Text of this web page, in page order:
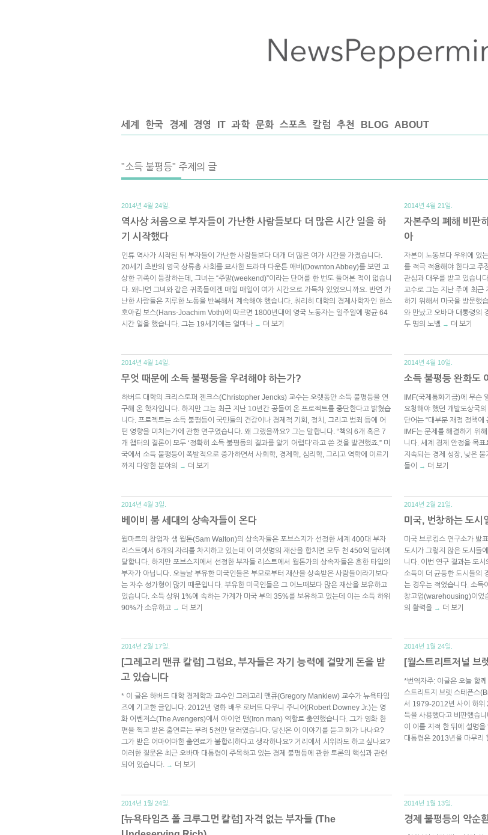
세계 한국 경제 경영 IT 과학 문화 스포츠 칼럼 추천 BLOG ABOUT
"소득 불평등" 주제의 글
2014년 4월 24일.
역사상 처음으로 부자들이 가난한 사람들보다 더 많은 시간 일을 하
기 시작했다
인류 역사가 시작된 뒤 부자들이 가난한 사람들보다 대개 더 많은 여가 시간을 가졌습니다.
20세기 초반의 영국 상류층 사회를 묘사한 드라마 다운튼 애비(Downton Abbey)를 보면 고
상한 귀족이 등장하는데, 그녀는 “주말(weekend)”이라는 단어를 한 번도 들어본 적이 없습니
다. 왜냐면 그녀와 같은 귀족들에겐 매일 매일이 여가 시간으로 가득차 있었으니까요. 반면 가
난한 사람들은 지루한 노동을 반복해서 계속해야 했습니다. 취리히 대학의 경제사학자인 한스
호아킴 보스(Hans-Joachim Voth)에 따르면 1800년대에 영국 노동자는 일주일에 평균 64
시간 일을 했습니다. 그는 19세기에는 얼마나 → 더 보기
2014년 4월 21일.
자본주의 폐해 비판
아
자본이 노동보다 우위에 있
를 적극 적용해야 한다고 주
관심과 대우를 받고 있습니
교수로 그는 지난 주에 최
하기 위해서 미국을 방문했
와 만났고 오바마 대통령의
두 명의 노벨 → 더 보기
2014년 4월 14일.
무엇 때문에 소득 불평등을 우려해야 하는가?
하버드 대학의 크리스토퍼 젠크스(Christopher Jencks) 교수는 오랫동안 소득 불평등을 연
구해 온 학자입니다. 하지만 그는 최근 지난 10년간 공들여 온 프로젝트를 중단한다고 밝혔습
니다. 프로젝트는 소득 불평등이 국민들의 건강이나 경제적 기회, 정치, 그리고 범죄 등에 어
떤 영향을 미치는가에 관한 연구였습니다. 왜 그랬을까요? 그는 말합니다. “책의 6개 혹은 7
개 챕터의 결론이 모두 ‘정확히 소득 불평등의 결과를 알기 어렵다’라고 쓴 것을 발견했죠.” 미
국에서 소득 불평등이 폭발적으로 증가하면서 사회학, 경제학, 심리학, 그리고 역학에 이르기
까지 다양한 분야의
→ 더 보기
2014년 4월 10일.
소득 불평등 완화도
IMF(국제통화기금)에 무슨
요청해야 했던 개발도상국
단어는 “대부분 재정 정책
IMF는 문제를 해결하기 위
니다. 세계 경제 안정을 목
지속되는 경제 성장, 낮은
들이
→ 더 보기
2014년 4월 3일.
베이비 붐 세대의 상속자들이 온다
월마트의 창업자 샘 월톤(Sam Walton)의 상속자들은 포브스지가 선정한 세계 400대 부자
리스트에서 6개의 자리를 차지하고 있는데 이 여섯명의 재산을 합치면 모두 천 450억 달러에
달합니다. 하지만 포브스지에서 선정한 부자들 리스트에서 월톤가의 상속자들은 흔한 타입의
부자가 아닙니다. 오늘날 부유한 미국인들은 부모로부터 재산을 상속받은 사람들이라기보다
는 자수 성가형이 많기 때문입니다. 부유한 미국인들은 그 어느때보다 많은 재산을 보유하고
있습니다. 소득 상위 1%에 속하는 가계가 미국 부의 35%를 보유하고 있는데 이는 소득 하위
90%가 소유하고 → 더 보기
2014년 2월 21일.
미국, 번창하는 도시
미국 브루킹스 연구소가 발
도시가 그렇지 않은 도시들
니다. 이번 연구 결과는 도
소득이 더 균등한 도시들의
는 경우는 적었습니다. 소득
창고업(warehousing)이었
의 활력을 → 더 보기
2014년 2월 17일.
[그레고리 맨큐 칼럼] 그럼요, 부자들은 자기 능력에 걸맞게 돈을 받
고 있습니다
* 이 글은 하버드 대학 경제학과 교수인 그레고리 맨큐(Gregory Mankiew) 교수가 뉴욕타임
즈에 기고한 글입니다. 2012년 영화 배우 로버트 다우니 주니어(Robert Downey Jr.)는 영
화 어벤저스(The Avengers)에서 아이언 맨(Iron man) 역할로 출연했습니다. 그가 영화 한
편을 찍고 받은 출연료는 무려 5천만 달러였습니다. 당신은 이 이야기를 듣고 화가 나나요?
그가 받은 어마어마한 출연료가 불합리하다고 생각하나요? 거리에서 시위라도 하고 싶나요?
이러한 질문은 최근 오바마 대통령이 주목하고 있는 경제 불평등에 관한 토론의 핵심과 관련
되어 있습니다. → 더 보기
2014년 1월 24일.
[월스트리트저널 브
*번역자주: 이글은 오늘 함
스트리트지 브렛 스테픈스
서 1979-2012년 사이 하위
득을 사용했다고 비판했습
이 이를 지적 한 뒤에 설명
대통령은 2013년을 마무리
2014년 1월 24일.
[뉴욕타임즈 폴 크루그먼 칼럼] 자격 없는 부자들 (The
2014년 1월 13일.
경제 불평등의 악순